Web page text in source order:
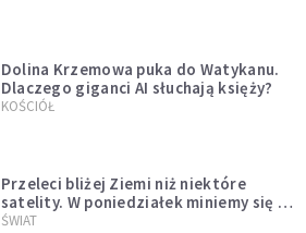
Dolina Krzemowa puka do Watykanu.
Dlaczego giganci AI słuchają księży?
KOŚCIÓŁ
Przeleci bliżej Ziemi niż niektóre
satelity. W poniedziałek miniemy się z
asteroidą, która poprzedzi znacznie
ŚWIAT